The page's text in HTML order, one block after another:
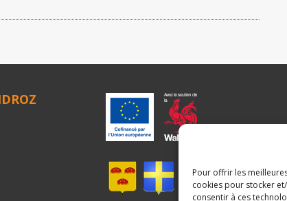
Pour offrir les
cookies pour stocker
consentir à ces